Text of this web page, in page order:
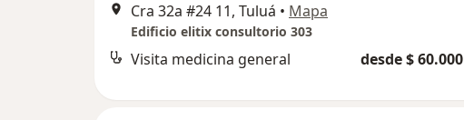
Cra 32a #24 11, Tuluá • Mapa
Edificio elitix consultorio 303
Visita medicina general desde $ 60.000